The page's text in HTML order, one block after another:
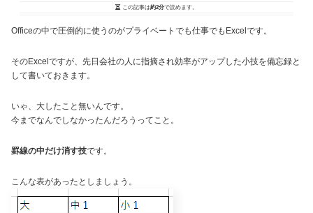
この記事は約2分で読めます。
Officeの中で圧倒的に使うのがプライベートでも仕事でもExcelです。
そのExcelですが、先日会社の人に指摘され効率がアップした小技を備忘録と
して書いておきます。
いゃ、大したこと無いんです。
今までなんでしなかったんだろうってこと。
罫線の中だけ消す技です。
こんな表があったとしましょう。